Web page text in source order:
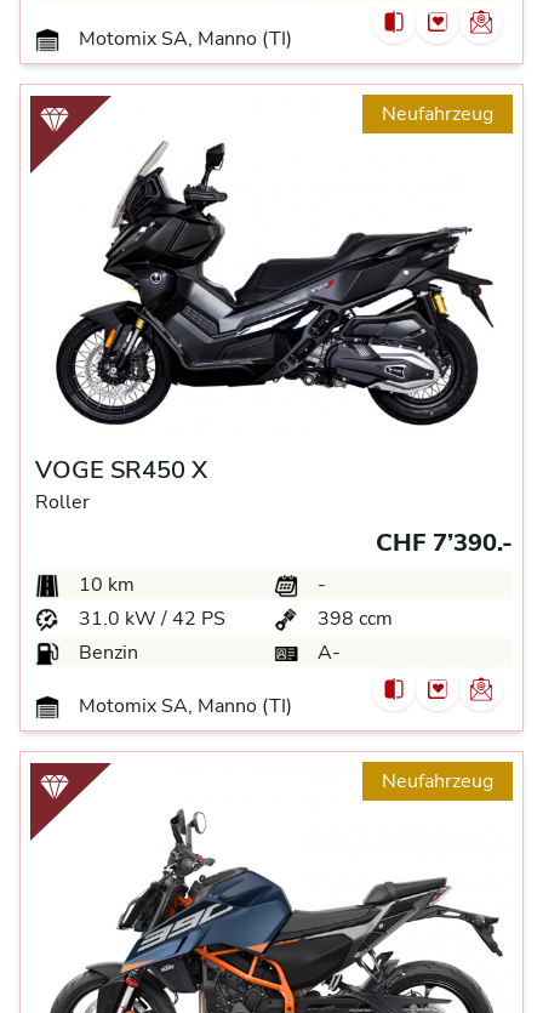
Motomix SA, Manno (TI)
Neufahrzeug
VOGE SR450 X
Roller
CHF 7’390.-
10 km
-
31.0 kW / 42 PS
398 ccm
Benzin
A-
Motomix SA, Manno (TI)
Neufahrzeug